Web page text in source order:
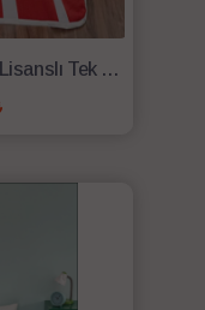
Taç DH Cars Lightning Lisanslı Tek Kişilik Pike Takımı